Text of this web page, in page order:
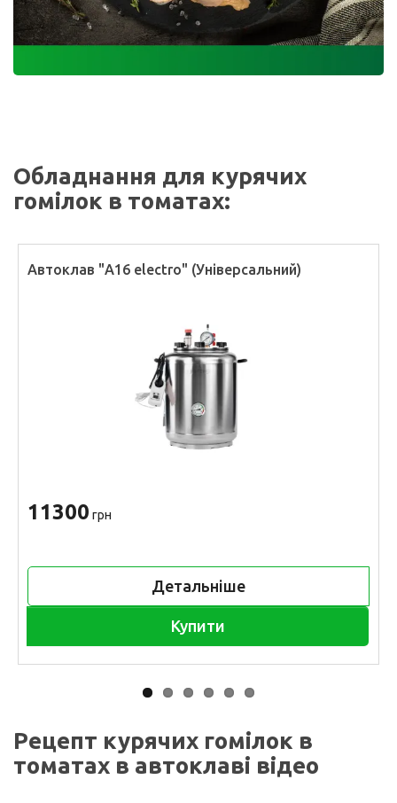
Обладнання для курячих
гомілок в томатах:
Автоклав "А16 electro" (Універсальний)
11300 грн
Детальніше
Купити
Рецепт курячих гомілок в
томатах в автоклаві відео